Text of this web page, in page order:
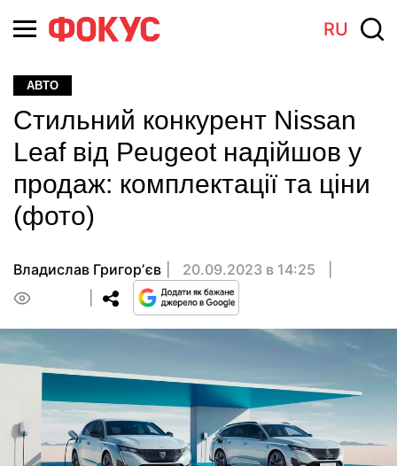
RU
АВТО
Стильний конкурент Nissan
Leaf від Peugeot надійшов у
продаж: комплектації та ціни
(фото)
Владислав Григорʼєв
20.09.2023 в 14:25